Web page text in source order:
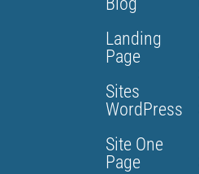
Landing
Page
Sites
WordPress
Site One
Page